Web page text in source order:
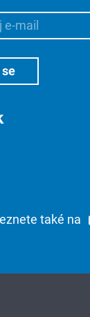
také na